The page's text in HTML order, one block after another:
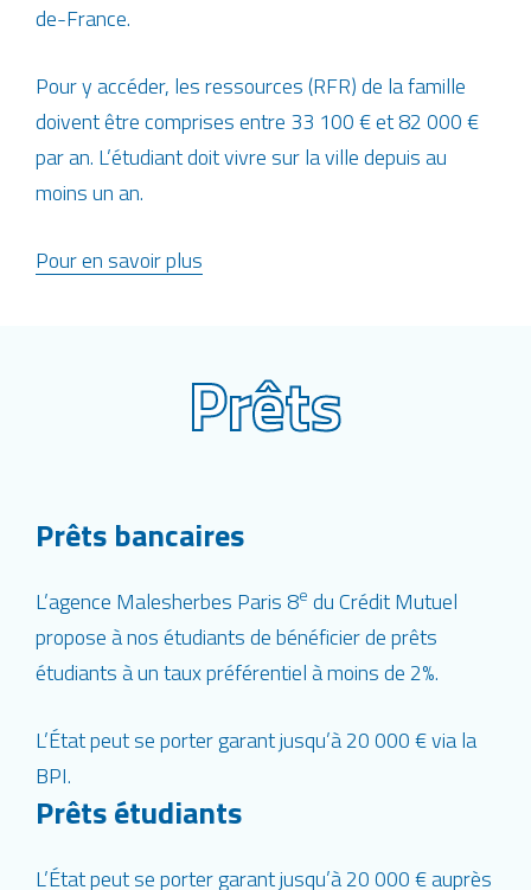
de-France.
Pour y accéder, les ressources (RFR) de la famille
doivent être comprises entre 33 100 € et 82 000 €
par an. L’étudiant doit vivre sur la ville depuis au
moins un an.
Pour en savoir plus
Prêts
Prêts bancaires
L’agence Malesherbes Paris 8e du Crédit Mutuel
propose à nos étudiants de bénéficier de prêts
étudiants à un taux préférentiel à moins de 2%.
L’État peut se porter garant jusqu’à 20 000 € via la
BPI.
Prêts étudiants
L’État peut se porter garant jusqu’à 20 000 € auprès